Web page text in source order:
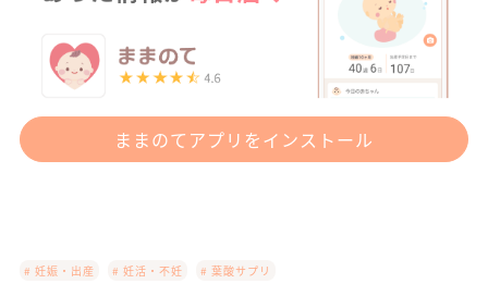
ままのてアプリをインストール
# 妊娠・出産 # 妊活・不妊 # 葉酸サプリ